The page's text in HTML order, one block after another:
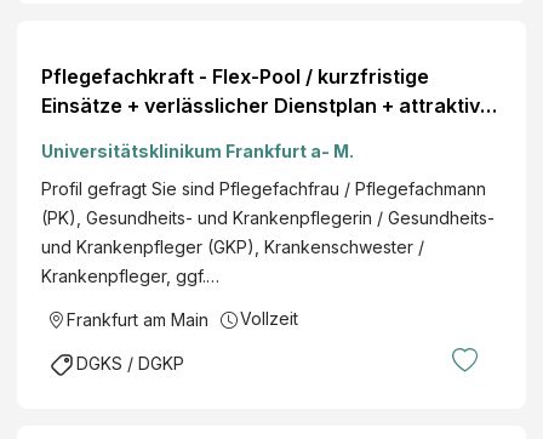
Pflegefachkraft - Flex-Pool / kurzfristige
Einsätze + verlässlicher Dienstplan + attraktive
Universitätsklinikum Frankfurt a- M.
Profil gefragt Sie sind Pflegefachfrau / Pflegefachmann
(PK), Gesundheits- und Krankenpflegerin / Gesundheits-
und Krankenpfleger (GKP), Krankenschwester /
Krankenpfleger, ggf.…
Frankfurt am Main Vollzeit
DGKS / DGKP